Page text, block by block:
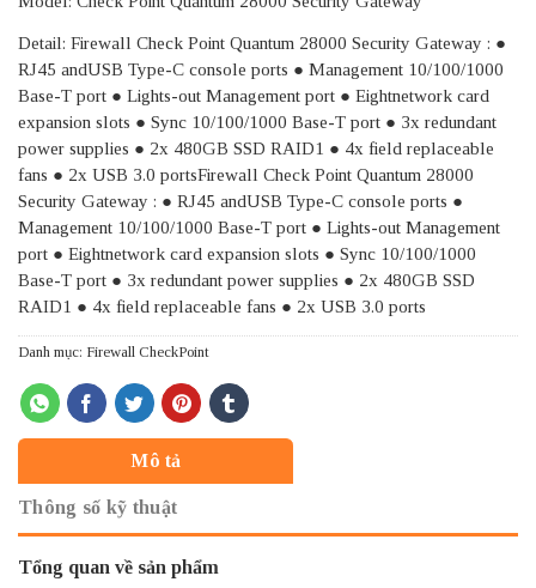
Detail: Firewall Check Point Quantum 28000 Security Gateway : ●
RJ45 andUSB Type-C console ports ● Management 10/100/1000
Base-T port ● Lights-out Management port ● Eightnetwork card
expansion slots ● Sync 10/100/1000 Base-T port ● 3x redundant
power supplies ● 2x 480GB SSD RAID1 ● 4x field replaceable
fans ● 2x USB 3.0 portsFirewall Check Point Quantum 28000
Security Gateway : ● RJ45 andUSB Type-C console ports ●
Management 10/100/1000 Base-T port ● Lights-out Management
port ● Eightnetwork card expansion slots ● Sync 10/100/1000
Base-T port ● 3x redundant power supplies ● 2x 480GB SSD
RAID1 ● 4x field replaceable fans ● 2x USB 3.0 ports
Danh mục: Firewall CheckPoint
Mô tả
Thông số kỹ thuật
Tổng quan về sản phẩm